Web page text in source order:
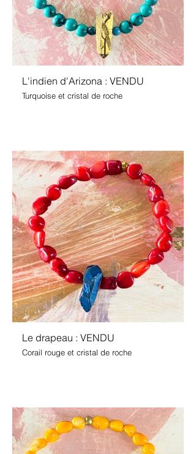
L'indien d'Arizona : VENDU
Turquoise et cristal de roche
Le drapeau : VENDU
Corail rouge et cristal de roche